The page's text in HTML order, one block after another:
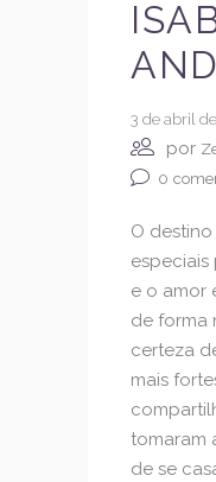
3 de abril
por
0
O
especiais
e o amor
de forma
certeza
mais
tomaram
de se